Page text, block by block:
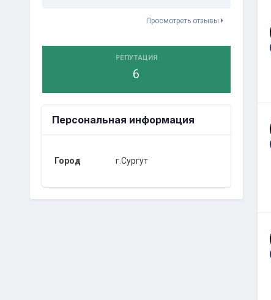
Просмотреть отзывы
РЕПУТАЦИЯ
6
Персональная информация
Город г.Сургут